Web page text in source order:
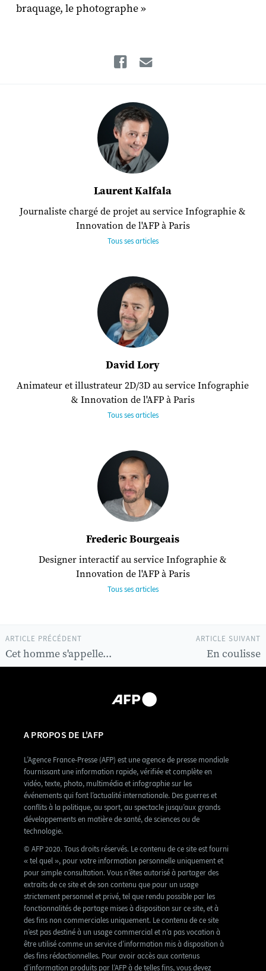
braquage, le photographe »
Facebook
Laurent Kalfala
Journaliste chargé de projet au service Infographie &
Innovation de l'AFP à Paris
Tous ses articles
David Lory
Animateur et illustrateur 2D/3D au service Infographie
& Innovation de l'AFP à Paris
Tous ses articles
Frederic Bourgeais
Designer interactif au service Infographie &
Innovation de l'AFP à Paris
Tous ses articles
ARTICLE SUIVANT
En coulisse
ARTICLE PRÉCÉDENT
Cet homme s'appelle...
A PROPOS DE L'AFP
L’Agence France-Presse (AFP) est une agence de presse mondiale
fournissant une information rapide, vérifiée et complète en
vidéo, texte, photo, multimédia et infographie sur les
événements qui font l’actualité internationale. Des guerres et
conflits à la politique, au sport, au spectacle jusqu’aux grands
développements en matière de santé, de sciences ou de
technologie.
© AFP 2020. Tous droits réservés. Le contenu de ce site est fourni
« tel quel », pour votre information personnelle uniquement et
pour simple consultation. Vous n’êtes autorisé à partager des
extraits de ce site et de son contenu que pour un usage
strictement personnel et privé, tel que rendu possible par les
fonctionnalités de partage mises à disposition sur ce site, et à
des fins non commerciales uniquement. Le contenu de ce site
n’est pas destiné à un usage commercial et n’a pas vocation à
être utilisé comme un service d’information mis à disposition à
des fins rédactionnelles. Pour avoir accès aux contenus
d’information produits par l’AFP à de telles fins, vous devez